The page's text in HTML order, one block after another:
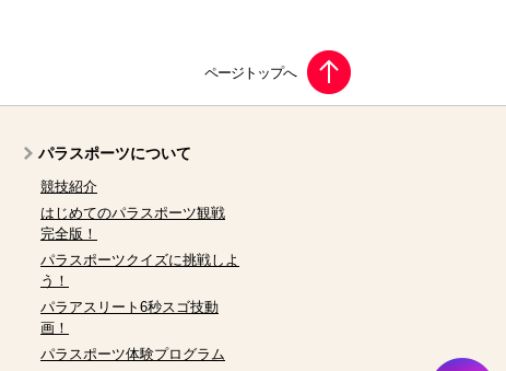
パラスポーツについて
競技紹介
はじめてのパラスポーツ観戦
完全版！
パラスポーツクイズに挑戦しよ
う！
パラアスリート6秒スゴ技動
画！
パラスポーツ体験プログラム